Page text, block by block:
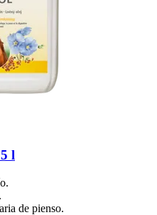
l
de pienso.